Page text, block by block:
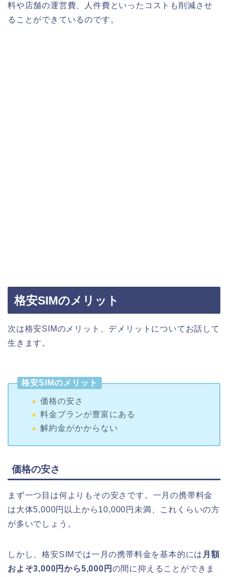
料や店舗の運営費、人件費といったコストも削減させ
ることができているのです。
格安SIMのメリット
次は格安SIMのメリット、デメリットについてお話して
生きます。
格安SIMのメリット
価格の安さ
料金プランが豊富にある
解約金がかからない
価格の安さ
まず一つ目は何よりもその安さです。 一月の携帯料金
は大体5,000円以上から10,000円未満、これくらいの方
が多いでしょう。
しかし、格安SIMでは一月の携帯料金を基本的には 月額
およそ3,000円から5,000円 の間に抑えることができま